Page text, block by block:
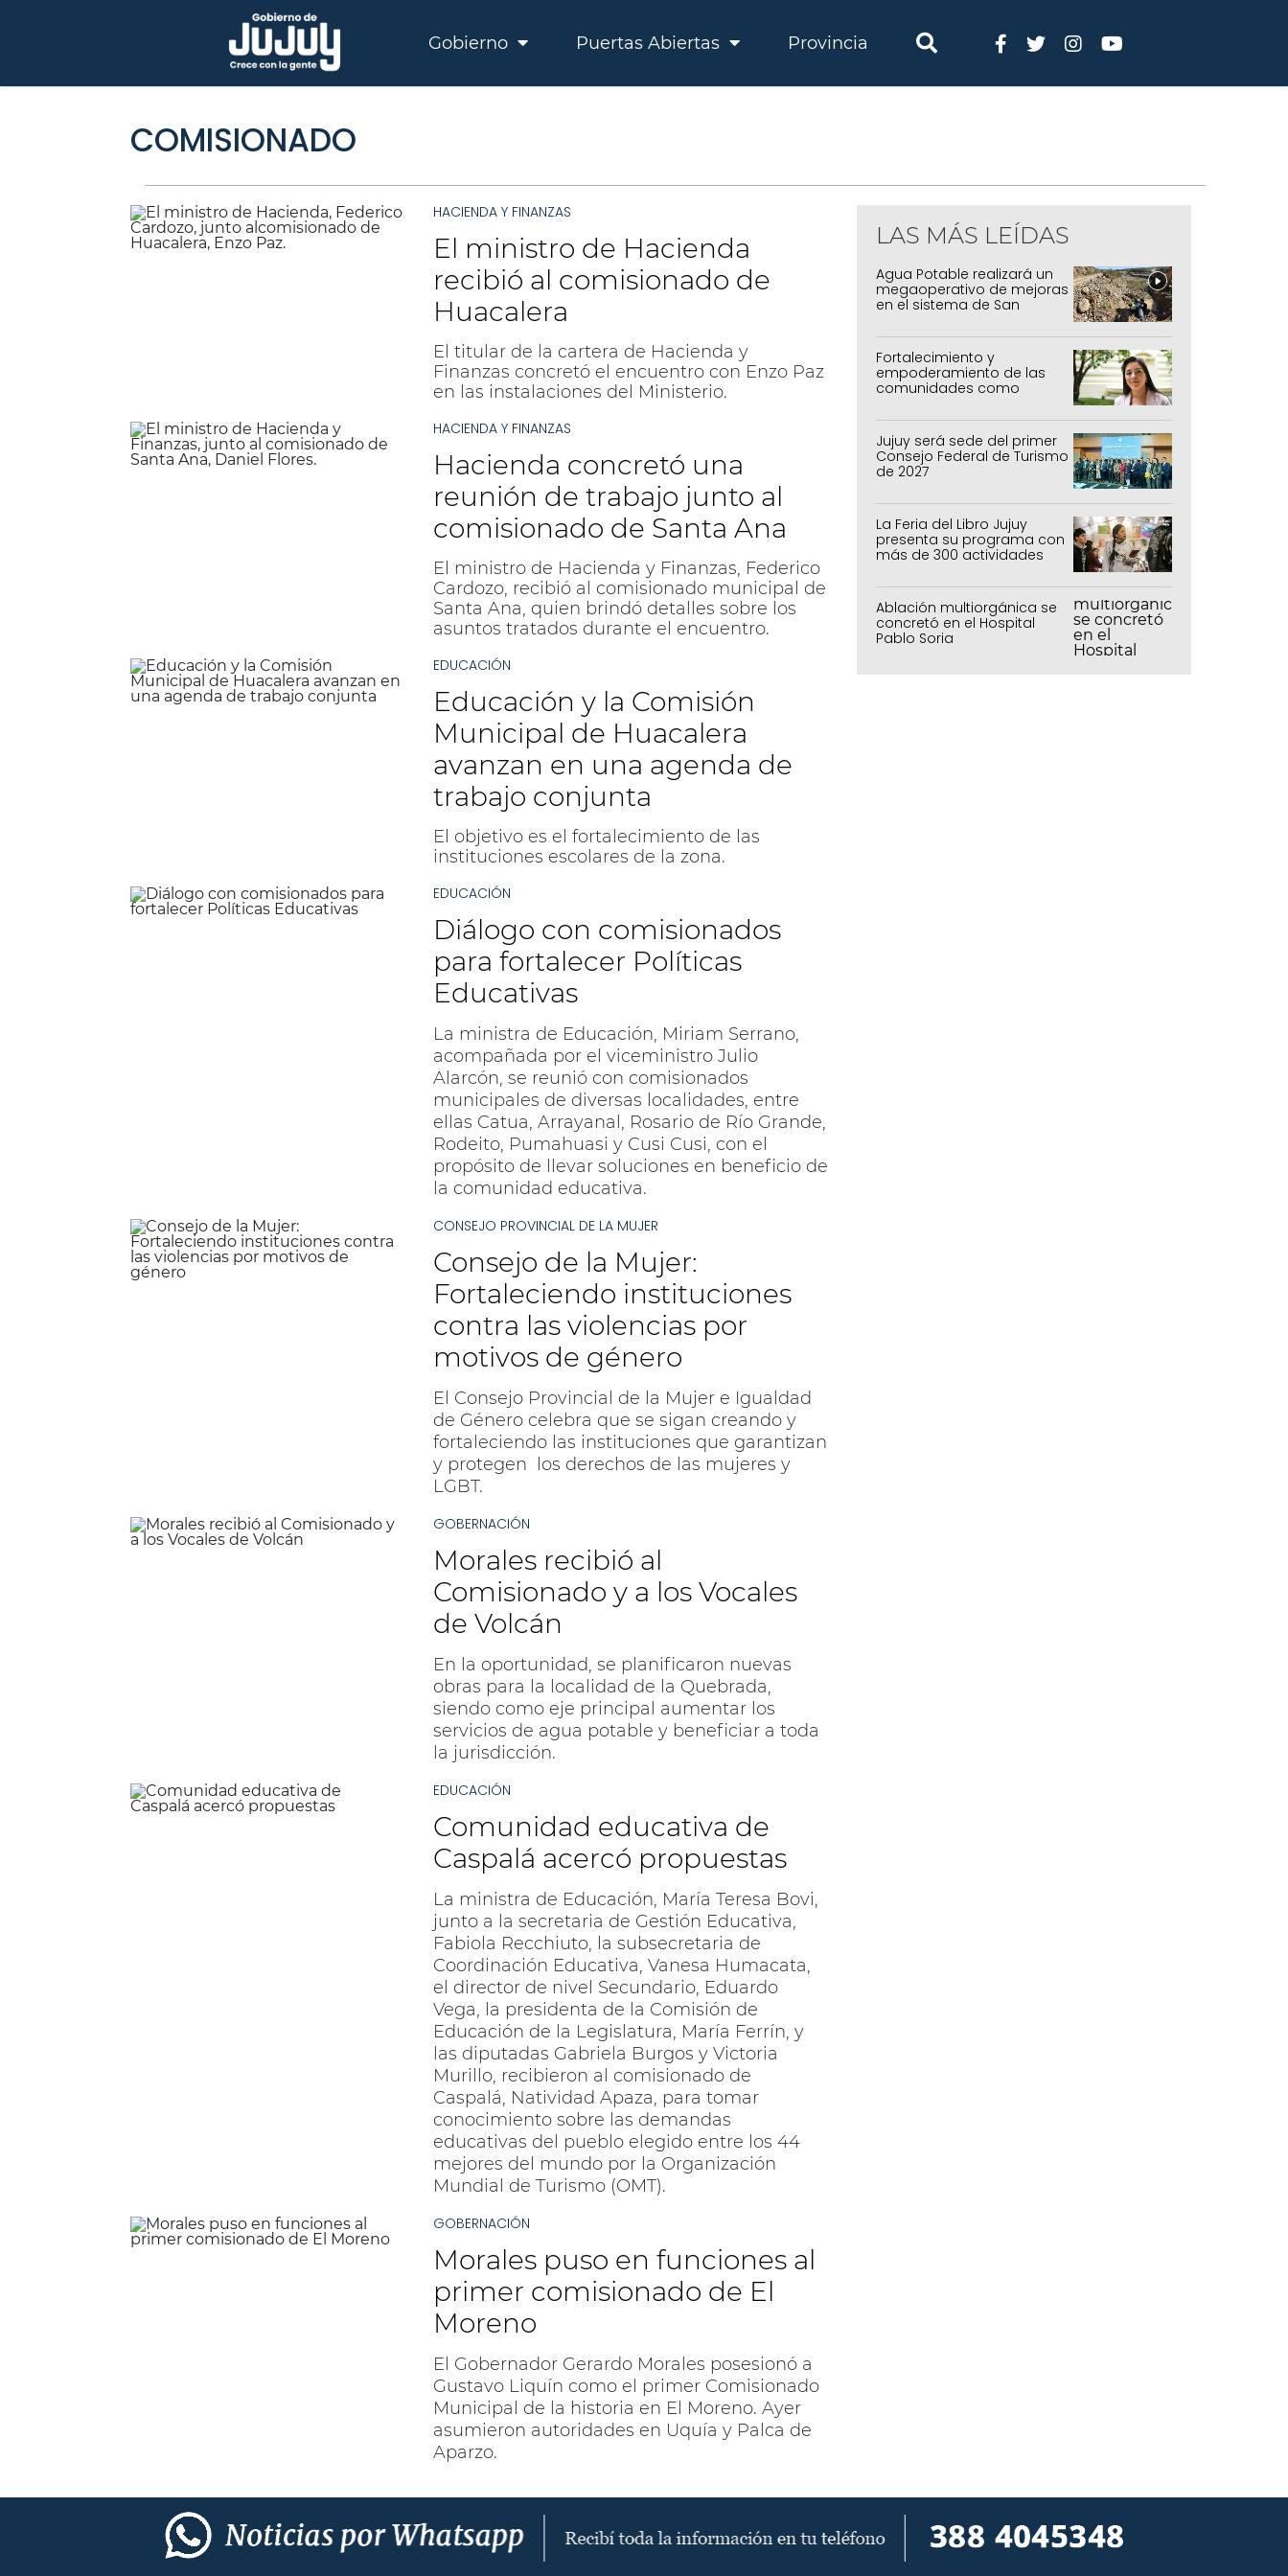
Gobierno Puertas Abiertas Provincia
COMISIONADO
HACIENDA Y FINANZAS
El ministro de Hacienda
recibió al comisionado de
Huacalera
El titular de la cartera de Hacienda y
Finanzas concretó el encuentro con Enzo Paz
en las instalaciones del Ministerio.
HACIENDA Y FINANZAS
Hacienda concretó una
reunión de trabajo junto al
comisionado de Santa Ana
El ministro de Hacienda y Finanzas, Federico
Cardozo, recibió al comisionado municipal de
Santa Ana, quien brindó detalles sobre los
asuntos tratados durante el encuentro.
EDUCACIÓN
Educación y la Comisión
Municipal de Huacalera
avanzan en una agenda de
trabajo conjunta
El objetivo es el fortalecimiento de las
instituciones escolares de la zona.
EDUCACIÓN
Diálogo con comisionados
para fortalecer Políticas
Educativas
La ministra de Educación, Miriam Serrano,
acompañada por el viceministro Julio
Alarcón, se reunió con comisionados
municipales de diversas localidades, entre
ellas Catua, Arrayanal, Rosario de Río Grande,
Rodeito, Pumahuasi y Cusi Cusi, con el
propósito de llevar soluciones en beneficio de
la comunidad educativa.
CONSEJO PROVINCIAL DE LA MUJER
Consejo de la Mujer:
Fortaleciendo instituciones
contra las violencias por
motivos de género
El Consejo Provincial de la Mujer e Igualdad
de Género celebra que se sigan creando y
fortaleciendo las instituciones que garantizan
y protegen los derechos de las mujeres y
LGBT.
GOBERNACIÓN
Morales recibió al
Comisionado y a los Vocales
de Volcán
En la oportunidad, se planificaron nuevas
obras para la localidad de la Quebrada,
siendo como eje principal aumentar los
servicios de agua potable y beneficiar a toda
la jurisdicción.
EDUCACIÓN
Comunidad educativa de
Caspalá acercó propuestas
La ministra de Educación, María Teresa Bovi,
junto a la secretaria de Gestión Educativa,
Fabiola Recchiuto, la subsecretaria de
Coordinación Educativa, Vanesa Humacata,
el director de nivel Secundario, Eduardo
Vega, la presidenta de la Comisión de
Educación de la Legislatura, María Ferrín, y
las diputadas Gabriela Burgos y Victoria
Murillo, recibieron al comisionado de
Caspalá, Natividad Apaza, para tomar
conocimiento sobre las demandas
educativas del pueblo elegido entre los 44
mejores del mundo por la Organización
Mundial de Turismo (OMT).
GOBERNACIÓN
Morales puso en funciones al
primer comisionado de El
Moreno
El Gobernador Gerardo Morales posesionó a
Gustavo Liquín como el primer Comisionado
Municipal de la historia en El Moreno. Ayer
asumieron autoridades en Uquía y Palca de
Aparzo.
LAS MÁS LEÍDAS
Agua Potable realizará un
megaoperativo de mejoras
en el sistema de San
Fortalecimiento y
empoderamiento de las
comunidades como
Jujuy será sede del primer
Consejo Federal de Turismo
de 2027
La Feria del Libro Jujuy
presenta su programa con
más de 300 actividades
Ablación multiorgánica se
concretó en el Hospital
Pablo Soria